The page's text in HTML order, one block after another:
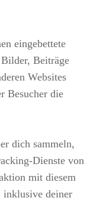
eingebettete
Beiträge
Websites
Besucher die
dich sammeln,
Dienste von
mit diesem
inklusive deiner